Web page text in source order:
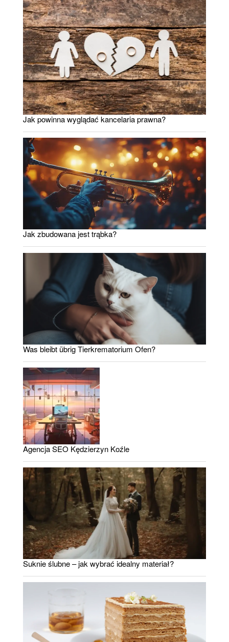
Jak powinna wyglądać kancelaria prawna?
Jak zbudowana jest trąbka?
Was bleibt übrig Tierkrematorium Ofen?
Agencja SEO Kędzierzyn Koźle
Suknie ślubne – jak wybrać idealny materiał?